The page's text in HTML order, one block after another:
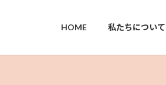
HOME 私たちについて